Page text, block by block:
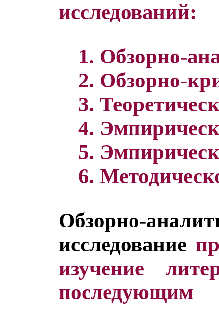
исследований:
1. Обзорно-
2. Обзорно-
3.
4.
5.
6.
Обзорно-
исследование
изучение
последующим